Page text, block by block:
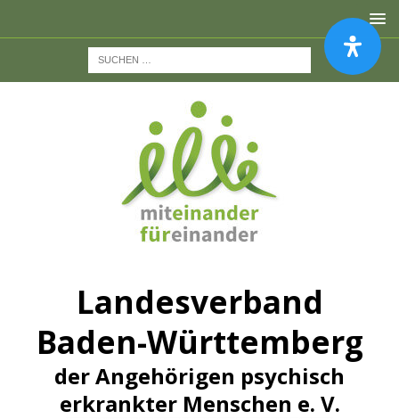
Landesverband
Baden-Württemberg
der Angehörigen psychisch
erkrankter Menschen e. V.